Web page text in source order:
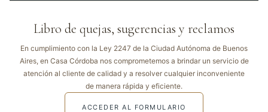
Libro de quejas, sugerencias y reclamos
En cumplimiento con la Ley 2247 de la Ciudad Autónoma de Buenos
Aires, en Casa Córdoba nos comprometemos a brindar un servicio de
atención al cliente de calidad y a resolver cualquier inconveniente
de manera rápida y eficiente.
ACCEDER AL FORMULARIO